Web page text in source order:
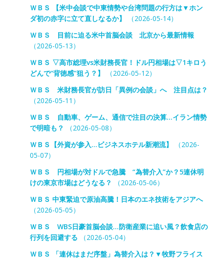
ＷＢＳ 【米中会談で中東情勢や台湾問題の行方は▼ホン
ダ初の赤字に立て直しなるか】
（2026-05-14）
ＷＢＳ 目前に迫る米中首脳会談 北京から最新情報
（2026-05-13）
ＷＢＳ ▽高市総理vs米財務長官！ドル円相場は▽1キロう
どんで“背徳感”狙う？】
（2026-05-12）
ＷＢＳ 米財務長官が訪日「異例の会談」へ 注目点は？
（2026-05-11）
ＷＢＳ 自動車、ゲーム、通信で注目の決算…イラン情勢
で明暗も？
（2026-05-08）
ＷＢＳ【外資が参入…ビジネスホテル新潮流】
（2026-
05-07）
ＷＢＳ 円相場が対ドルで急騰 “為替介入”か？5連休明
けの東京市場はどうなる？
（2026-05-06）
ＷＢＳ 中東緊迫で原油高騰！日本のエネ技術をアジアへ
（2026-05-05）
ＷＢＳ WBS日豪首脳会談…防衛産業に追い風？飲食店の
行列を回避する （2026-05-04）
ＷＢＳ 「連休はまだ序盤」為替介入は？▼牧野フライス